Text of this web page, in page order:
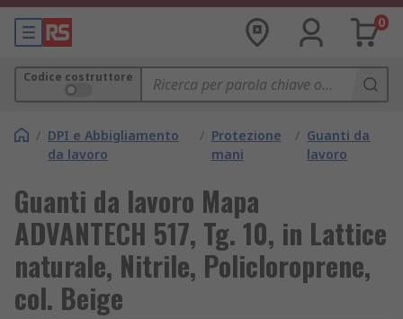
0
Codice costruttore
/ DPI e Abbigliamento
da lavoro
/ Protezione
mani
/ Guanti da
lavoro
Guanti da lavoro Mapa
ADVANTECH 517, Tg. 10, in Lattice
naturale, Nitrile, Policloroprene,
col. Beige